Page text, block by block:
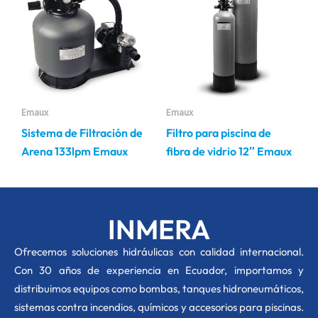
producto
Emaux
Sistema de Filtración de
Arena 133lpm Emaux
Emaux
Filtro para piscina de
fibra de vidrio 12″ Emaux
INMERA
Ofrecemos soluciones hidráulicas con calidad internacional.
Con 30 años de experiencia en Ecuador, importamos y
distribuimos equipos como bombas, tanques hidroneumáticos,
sistemas contra incendios, químicos y accesorios para piscinas.